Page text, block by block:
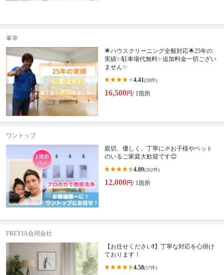
峯幸
🌟ハウスクリーニング全般対応🌟25年の
実績✨駐車場代無料✨追加料金一切ござい
ません✨
4.41(28件)
16,500円/ 1箇所
ワントップ
親切、優しく、丁寧に🎉お子様やペット
のいるご家庭大歓迎です😊
4.89(262件)
12,000円/ 1箇所
FREYIA合同会社
【お任せください❗️】丁寧な対応を心掛け
ております！
4.58(57件)